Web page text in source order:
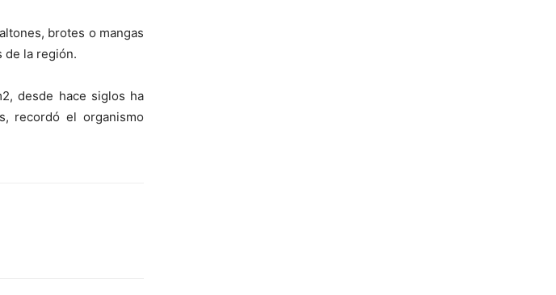
brotes o mangas
de la región.
desde hace siglos ha
recordó el organismo